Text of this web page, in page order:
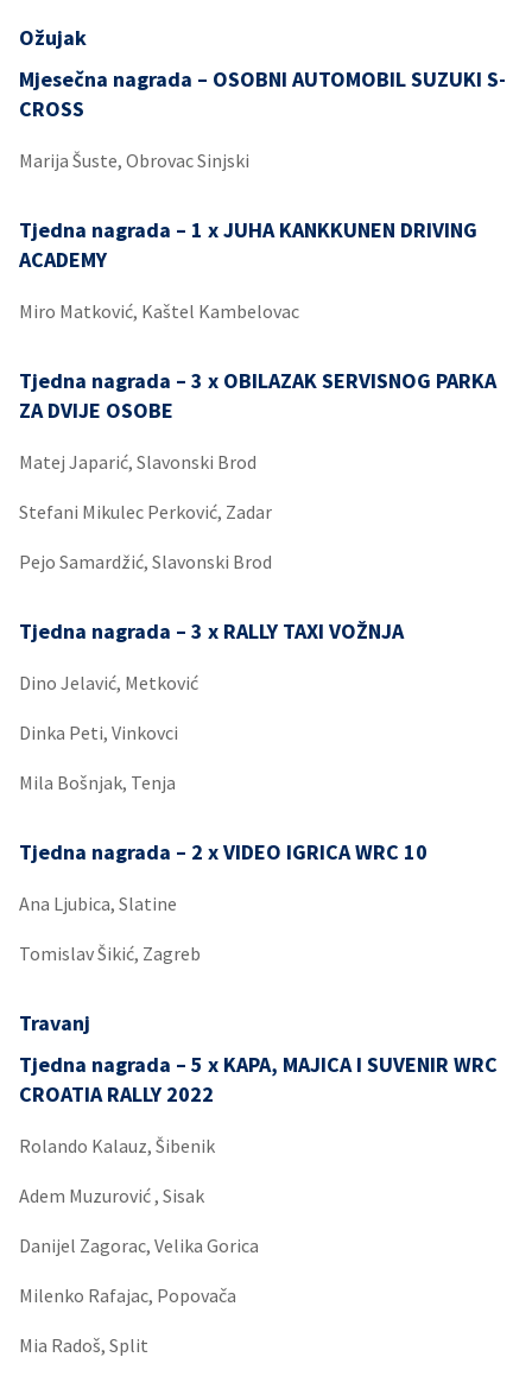
Ožujak
Mjesečna nagrada – OSOBNI AUTOMOBIL SUZUKI S-
CROSS
Marija Šuste, Obrovac Sinjski
Tjedna nagrada – 1 x JUHA KANKKUNEN DRIVING
ACADEMY
Miro Matković, Kaštel Kambelovac
Tjedna nagrada – 3 x OBILAZAK SERVISNOG PARKA
ZA DVIJE OSOBE
Matej Japarić, Slavonski Brod
Stefani Mikulec Perković, Zadar
Pejo Samardžić, Slavonski Brod
Tjedna nagrada – 3 x RALLY TAXI VOŽNJA
Dino Jelavić, Metković
Dinka Peti, Vinkovci
Mila Bošnjak, Tenja
Tjedna nagrada – 2 x VIDEO IGRICA WRC 10
Ana Ljubica, Slatine
Tomislav Šikić, Zagreb
Travanj
Tjedna nagrada – 5 x KAPA, MAJICA I SUVENIR WRC
CROATIA RALLY 2022
Rolando Kalauz, Šibenik
Adem Muzurović , Sisak
Danijel Zagorac, Velika Gorica
Milenko Rafajac, Popovača
Mia Radoš, Split